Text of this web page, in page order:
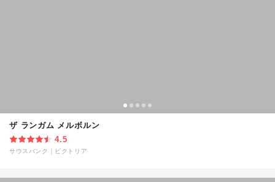
ザ ランガム メルボルン
4.5
サウスバンク ビクトリア